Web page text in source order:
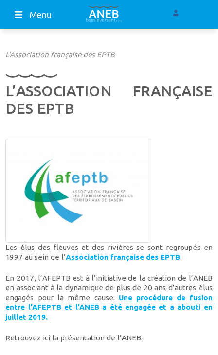
Menu
L'Association française des EPTB
L’ASSOCIATION FRANÇAISE
DES EPTB
Les élus des fleuves et des rivières se sont regroupés en
1997 au sein de l’Association française des EPTB.
En 2017, l’AFEPTB est à l’initiative de la création de l’ANEB
en associant à la dynamique de plus de 20 ans d’autres élus
engagés pour la même cause. Une procédure de fusion
entre l’AFEPTB et l’ANEB a été engagée et a abouti en
juillet 2019.
Retrouvez ici la présentation de l’ANEB.